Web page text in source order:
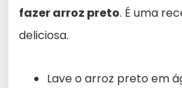
fazer arroz preto. É uma
deliciosa.
Lave o arroz preto em